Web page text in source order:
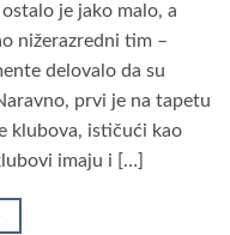
je jako malo, a
nižerazredni tim –
delovalo da su
prvi je na tapetu
klubova, ističući kao
imaju i […]